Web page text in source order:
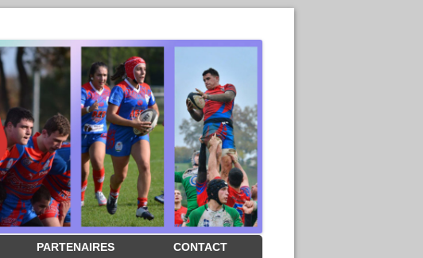
PARTENAIRES CONTACT